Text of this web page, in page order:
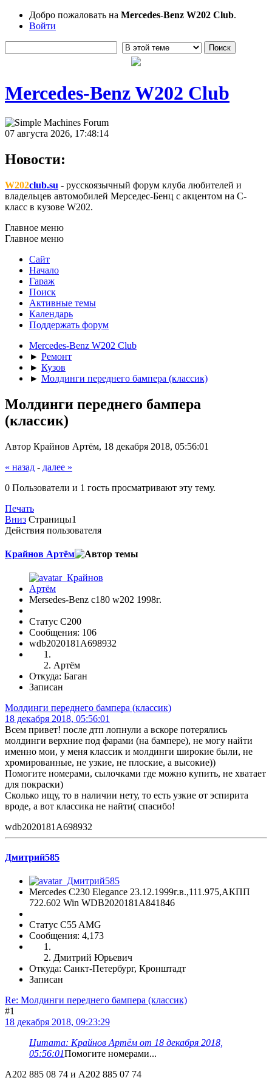
Добро пожаловать на Mercedes-Benz W202 Club.
Войти
Mercedes-Benz W202 Club
07 августа 2026, 17:48:14
Новости:
W202club.su - русскоязычный форум клуба любителей и
владельцев автомобилей Мерседес-Бенц с акцентом на C-
класс в кузове W202.
Главное меню
Главное меню
Сайт
Начало
Гараж
Поиск
Активные темы
Календарь
Поддержать форум
Mercedes-Benz W202 Club
► Ремонт
► Кузов
► Молдинги переднего бампера (классик)
Молдинги переднего бампера
(классик)
Автор Крайнов Артём, 18 декабря 2018, 05:56:01
« назад - далее »
0 Пользователи и 1 гость просматривают эту тему.
Печать
Вниз Страницы1
Действия пользователя
Крайнов Артём
Mersedes-Benz c180 w202 1998г.
Статус C200
Сообщения: 106
wdb2020181A698932
Артём
Откуда: Баган
Записан
Молдинги переднего бампера (классик)
18 декабря 2018, 05:56:01
Всем привет! после дтп лопнули а вскоре потерялись
молдинги верхние под фарами (на бампере), не могу найти
именно мои, у меня классик и молдинги широкие были, не
хромированные, не узкие, не плоские, а высокие))
Помогите номерами, сылочками где можно купить, не хватает
для покраски)
Сколько ищу, то в наличии нету, то есть узкие от эспирита
вроде, а вот классика не найти( спасибо!
wdb2020181A698932
Дмитрий585
Mercedes C230 Elegance 23.12.1999г.в.,111.975,АКПП
722.602 Win WDB2020181A841846
Статус C55 AMG
Сообщения: 4,173
Дмитрий Юрьевич
Откуда: Санкт-Петербург, Кронштадт
Записан
Re: Молдинги переднего бампера (классик)
#1
18 декабря 2018, 09:23:29
Цитата: Крайнов Артём от 18 декабря 2018,
05:56:01Помогите номерами...
A202 885 08 74 и A202 885 07 74